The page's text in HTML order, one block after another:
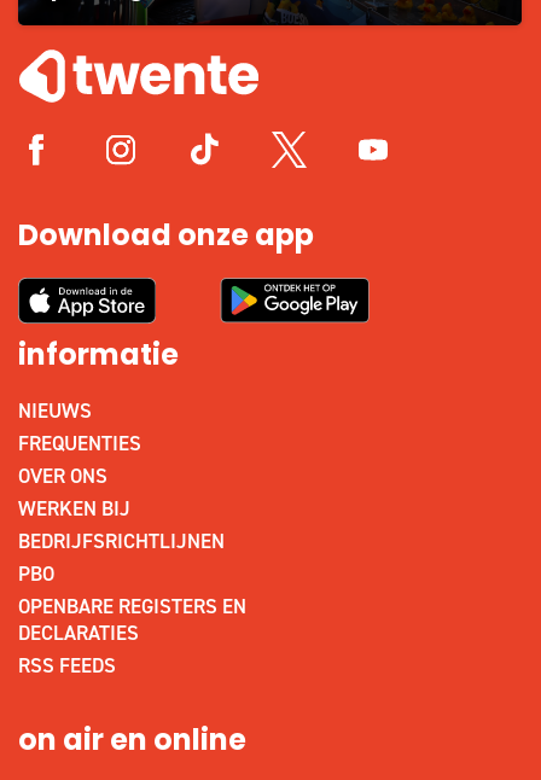
Download onze app
informatie
NIEUWS
FREQUENTIES
OVER ONS
WERKEN BIJ
BEDRIJFSRICHTLIJNEN
PBO
OPENBARE REGISTERS EN
DECLARATIES
RSS FEEDS
on air en online